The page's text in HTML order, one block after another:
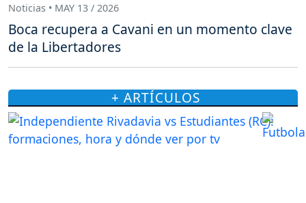
Noticias • MAY 13 / 2026
Boca recupera a Cavani en un momento clave
de la Libertadores
+ ARTÍCULOS